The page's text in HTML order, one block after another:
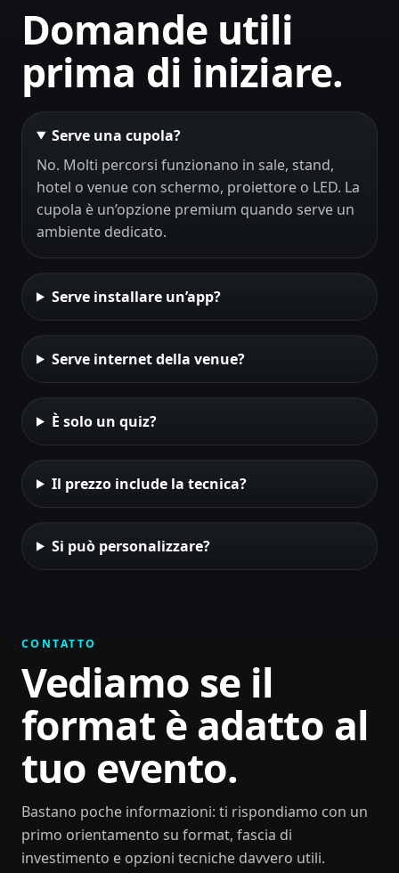
Domande utili
prima di iniziare.
Serve una cupola?
No. Molti percorsi funzionano in sale, stand,
hotel o venue con schermo, proiettore o LED. La
cupola è un’opzione premium quando serve un
ambiente dedicato.
Serve installare un’app?
Serve internet della venue?
È solo un quiz?
Il prezzo include la tecnica?
Si può personalizzare?
CONTATTO
Vediamo se il
format è adatto al
tuo evento.
Bastano poche informazioni: ti rispondiamo con un
primo orientamento su format, fascia di
investimento e opzioni tecniche davvero utili.